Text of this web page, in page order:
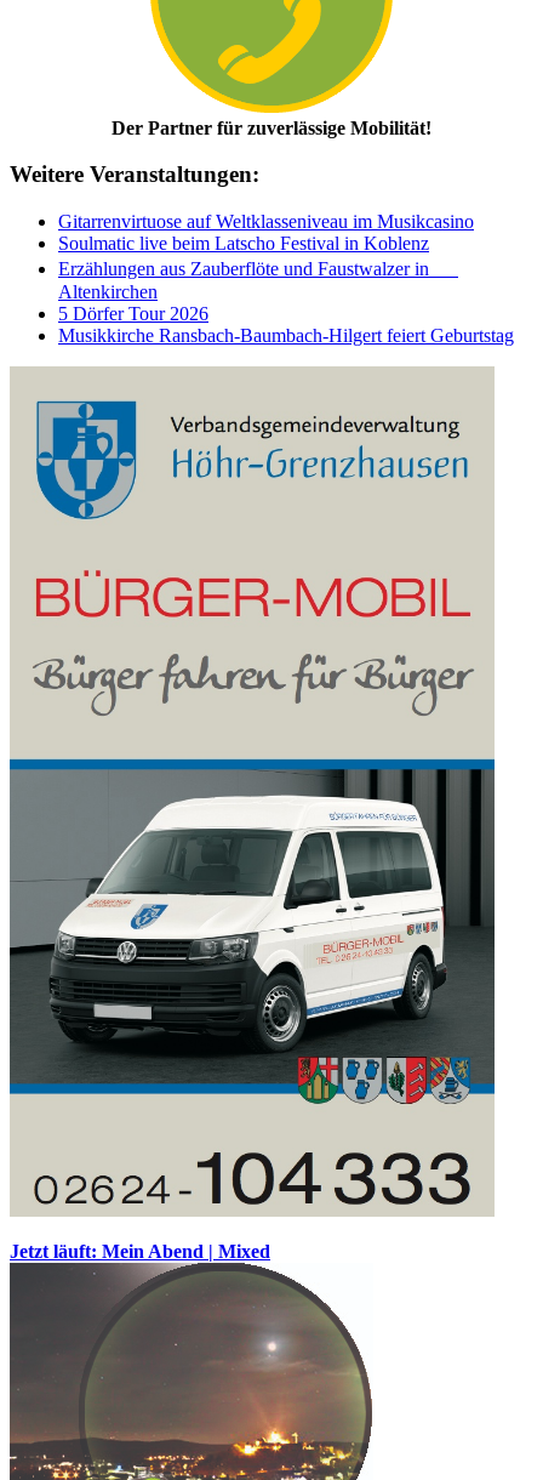
Der Partner für zuverlässige Mobilität!
Weitere Veranstaltungen:
Gitarrenvirtuose auf Weltklasseniveau im Musikcasino
Soulmatic live beim Latscho Festival in Koblenz
Erzählungen aus Zauberflöte und Faustwalzer in
Altenkirchen
5 Dörfer Tour 2026
Musikkirche Ransbach-Baumbach-Hilgert feiert Geburtstag
Jetzt läuft: Mein Abend | Mixed